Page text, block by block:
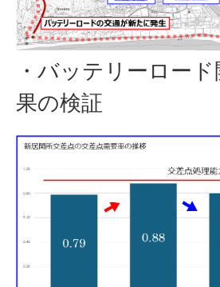
・バッテリーロー
果の検証